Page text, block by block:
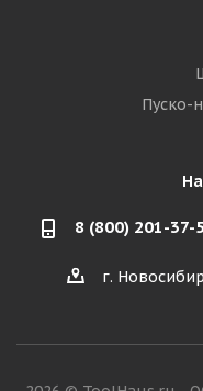
Пуско-
8 (800) 201-37-
г.